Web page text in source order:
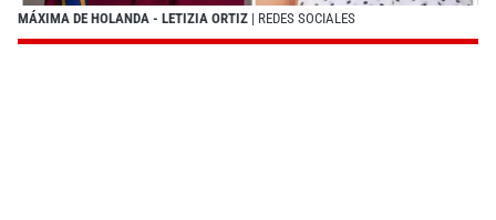
MÁXIMA DE HOLANDA - LETIZIA ORTIZ | REDES SOCIALES